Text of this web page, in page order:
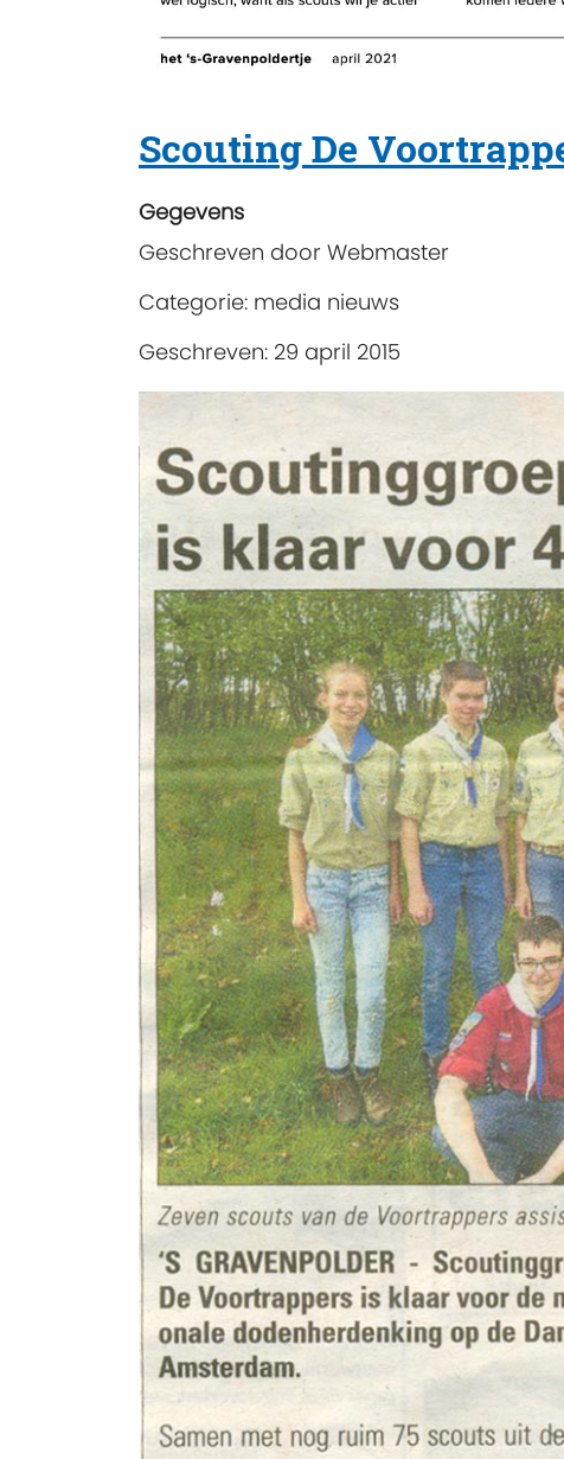
Scouting De
Gegevens
Geschreven door Webmaster
Categorie: media nieuws
Geschreven: 29 april 2015